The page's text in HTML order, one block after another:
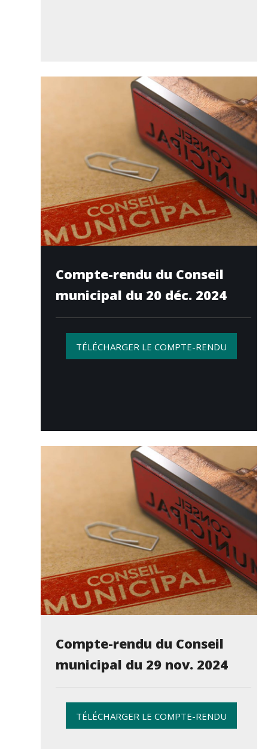
Compte-rendu du Conseil
municipal du 20 déc. 2024
TÉLÉCHARGER LE COMPTE-RENDU
Compte-rendu du Conseil
municipal du 29 nov. 2024
TÉLÉCHARGER LE COMPTE-RENDU